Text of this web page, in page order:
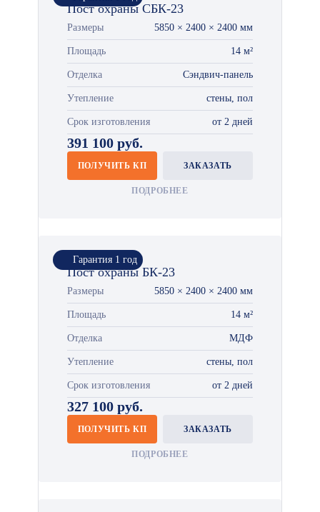
Пост охраны СБК-23
Размеры 5850 × 2400 × 2400 мм
Площадь 14 м²
Отделка Сэндвич-панель
Утепление стены, пол
Срок изготовления от 2 дней
391 100 руб.
ПОЛУЧИТЬ КП ЗАКАЗАТЬ
ПОДРОБНЕЕ
Гарантия 1 год
Пост охраны БК-23
Размеры 5850 × 2400 × 2400 мм
Площадь 14 м²
Отделка МДФ
Утепление стены, пол
Срок изготовления от 2 дней
327 100 руб.
ПОЛУЧИТЬ КП ЗАКАЗАТЬ
ПОДРОБНЕЕ